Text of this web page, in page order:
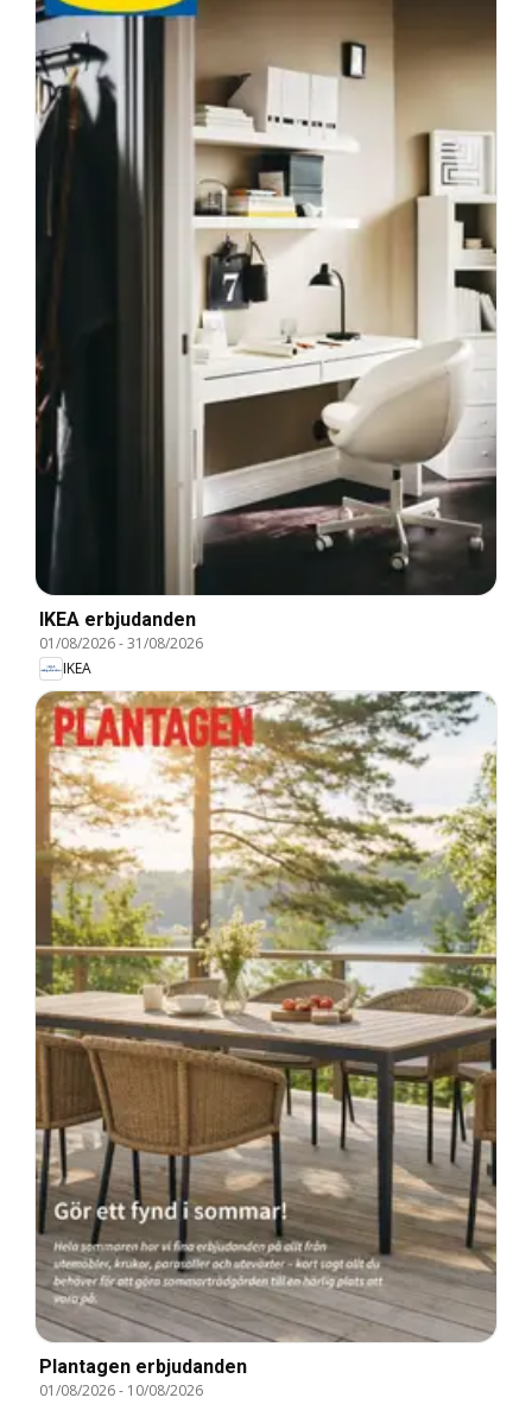
IKEA erbjudanden
01/08/2026-31/08/2026
IKEA
Plantagen erbjudanden
01/08/2026- 10/08/2026